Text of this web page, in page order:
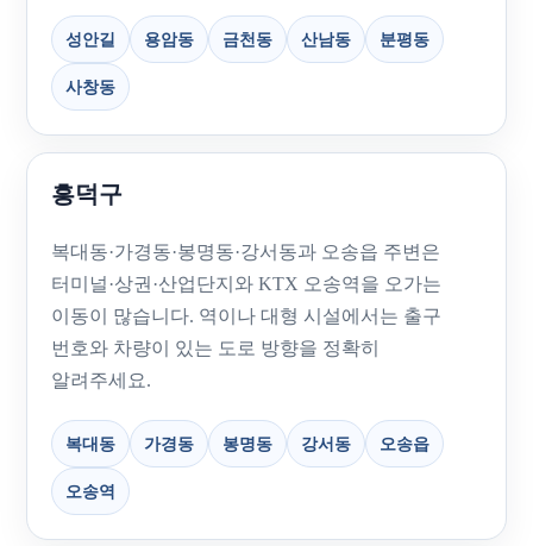
성안길 용암동 금천동 산남동 분평동
사창동
흥덕구
복대동·가경동·봉명동·강서동과 오송읍 주변은
터미널·상권·산업단지와 KTX 오송역을 오가는
이동이 많습니다. 역이나 대형 시설에서는 출구
번호와 차량이 있는 도로 방향을 정확히
알려주세요.
복대동 가경동 봉명동 강서동 오송읍
오송역